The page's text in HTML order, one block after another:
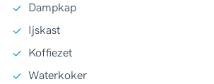
Dampkap
Ijskast
Koffiezet
Waterkoker